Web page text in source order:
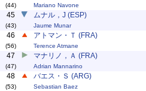
(44) Mariano Navone
45
(43)
ムナル，J (ESP)
Jaume Munar
46
(56)
アトマン・Ｔ (FRA)
Terence Atmane
47
(47)
マナリノ，Ａ (FRA)
Adrian Mannarino
48
(53)
バエス・Ｓ (ARG)
Sebastian Baez